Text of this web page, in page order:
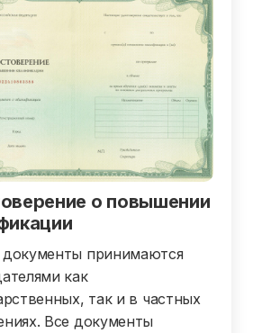
принимаются
как
так и в частных
Все документы
о повышении